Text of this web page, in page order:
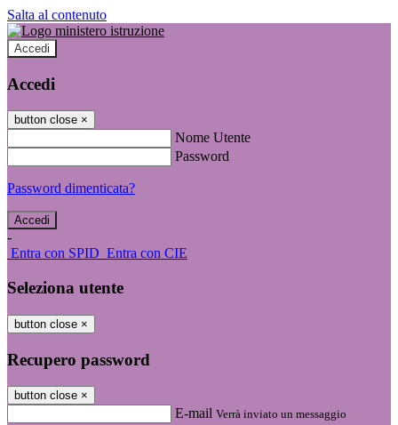
Salta al contenuto
Accedi
Accedi
button close ×
Nome Utente
Password
Password dimenticata?
-
Entra con SPID Entra con CIE
Seleziona utente
button close ×
Recupero password
button close ×
E-mail Verrà inviato un messaggio